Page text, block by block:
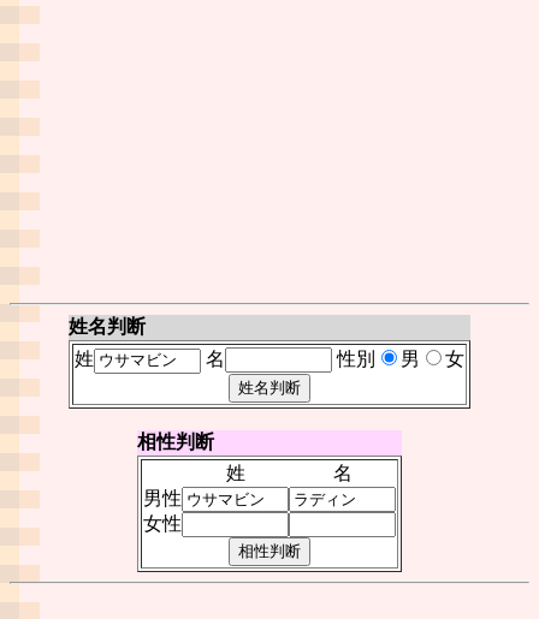
姓名判断
姓
名 性別 男 女
相性判断
姓
名
男性
女性